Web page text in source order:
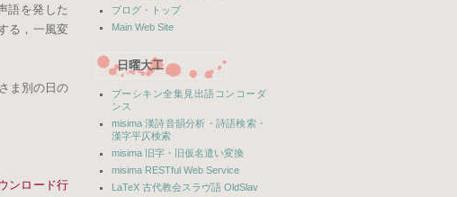
語を発した
る，一風変
ま別の日の
ンロード行
ブログ・トップ
Main Web Site
日曜大工
プーシキン全集見出語コンコーダ
ンス
misima 漢詩音韻分析・詩語検索・
漢字平仄検索
misima 旧字・旧仮名遣い変換
misima RESTful Web Service
LaTeX 古代教会スラヴ語 OldSlav